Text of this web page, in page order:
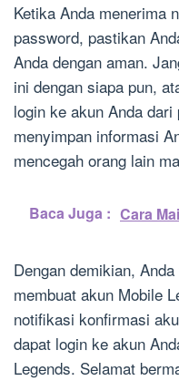
Ketika Anda menerima
password, pastikan
Anda dengan aman.
ini dengan siapa pun,
login ke akun Anda
menyimpan informasi
mencegah orang lain
Baca Juga : Cara
Dengan demikian,
membuat akun Mobile
notifikasi konfirmasi
dapat login ke akun
Legends. Selamat